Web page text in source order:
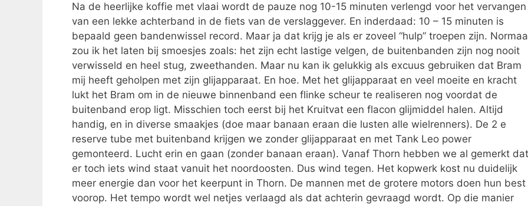
Na de heerlijke koffie met vlaai wordt de pauze nog 10-15 minuten verlengd voor het vervangen
van een lekke achterband in de fiets van de verslaggever. En inderdaad: 10 – 15 minuten is
bepaald geen bandenwissel record. Maar ja dat krijg je als er zoveel “hulp” troepen zijn.
zou ik het laten bij smoesjes zoals: het zijn echt lastige velgen, de buitenbanden zijn nog nooit
verwisseld en heel stug, zweethanden. Maar nu kan ik gelukkig als excuus gebruiken dat Bram
mij heeft geholpen met zijn glijapparaat. En hoe. Met het glijapparaat en veel moeite en kracht
lukt het Bram om in de nieuwe binnenband een flinke scheur te realiseren nog voordat de
buitenband erop ligt. Misschien toch eerst bij het Kruitvat een flacon glijmiddel halen. Altijd
handig, en in diverse smaakjes (doe maar banaan eraan die lusten alle wielrenners). De 2 e
reserve tube met buitenband krijgen we zonder glijapparaat en met Tank Leo power
gemonteerd. Lucht erin en gaan (zonder banaan eraan). Vanaf Thorn hebben we al gemerkt dat
er toch iets wind staat vanuit het noordoosten. Dus wind tegen. Het kopwerk kost nu duidelijk
meer energie dan voor het keerpunt in Thorn. De mannen met de grotere motors doen hun best
voorop. Het tempo wordt wel netjes verlaagd als dat achterin gevraagd wordt. Op die manier